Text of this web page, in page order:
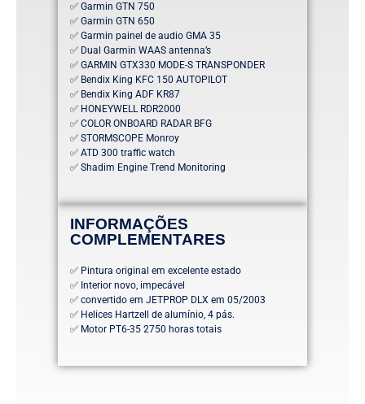
✅ Garmin GTN 750
✅ Garmin GTN 650
✅ Garmin painel de audio GMA 35
✅ Dual Garmin WAAS antenna’s
✅ GARMIN GTX330 MODE-S TRANSPONDER
✅ Bendix King KFC 150 AUTOPILOT
✅ Bendix King ADF KR87
✅ HONEYWELL RDR2000
✅ COLOR ONBOARD RADAR BFG
✅ STORMSCOPE Monroy
✅ ATD 300 traffic watch
✅ Shadim Engine Trend Monitoring
INFORMAÇÕES
COMPLEMENTARES
✅ Pintura original em excelente estado
✅ Interior novo, impecável
✅ convertido em JETPROP DLX em 05/2003
✅ Helices Hartzell de alumínio, 4 pás.
✅ Motor PT6-35 2750 horas totais